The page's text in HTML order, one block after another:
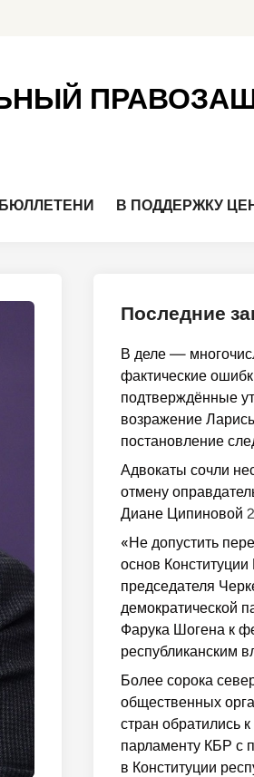
В ПОДДЕРЖКУ
Последние
В деле —
фактические
подтверждённые
возражение
постановление
Адвокаты сочли
отмену
Диане Ципиновой
«Не допустить
основ
председателя
демократической
Фарука Шогена к
республиканским
Более сорока
общественных
стран обратились
парламенту КБР с
в Конституции